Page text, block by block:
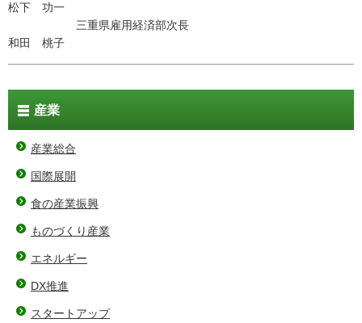
松下 功一
三重県雇用経済部次長
和田 桃子
産業
産業総合
国際展開
食の産業振興
ものづくり産業
エネルギー
DX推進
スタートアップ